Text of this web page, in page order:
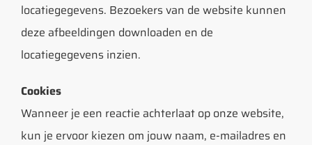
locatiegegevens. Bezoekers van de website kunnen
deze afbeeldingen downloaden en de
locatiegegevens inzien.
Cookies
Wanneer je een reactie achterlaat op onze website,
kun je ervoor kiezen om jouw naam, e-mailadres en